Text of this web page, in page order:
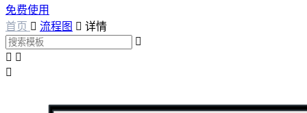
免费使用
首页  流程图  详情

 
